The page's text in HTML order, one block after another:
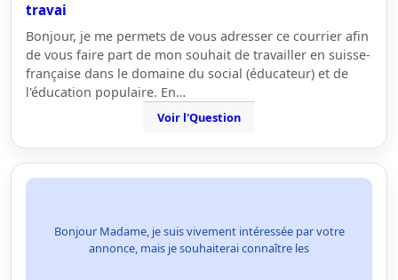
travai
Bonjour, je me permets de vous adresser ce courrier afin
de vous faire part de mon souhait de travailler en suisse-
française dans le domaine du social (éducateur) et de
l'éducation populaire. En…
Voir l'Question
Bonjour Madame, je suis vivement intéressée par votre
annonce, mais je souhaiterai connaître les